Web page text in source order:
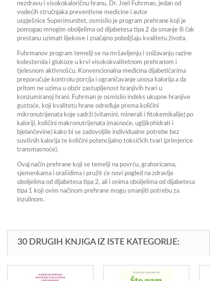
nezdravu i visokokaloričnu hranu. Dr. Joel Fuhrman, jedan od
vodećih stručnjaka preventivne medicine i autor
uspješnice Superimunitet, osmislio je program prehrane koji je
pomogao mnogim oboljelima od dijabetesa tipa 2 da smanje ili čak
prestanu uzimati lijekove i značajno poboljšaju kvalitetu života.
Fuhrmanov program temelji se na mršavljenju i snižavanju razine
kolesterola i glukoze u krvi visokokvalitetnom prehranom i
tjelesnom aktivnošću. Konvencionalna medicina dijabetičarima
preporučuje kontrolu porcija i ograničavanje unosa kalorija a da
pritom ne uzima u obzir zastupljenost hranjivih tvari u
konzumiranoj hrani. Fuhrman je osmislio indeks ukupne hranjive
gustoće, koji kvalitetu hrane određuje prema količini
mikronutrijenata koje sadrži (vitamini, minerali i fitokemikalije) po
kaloriji, količini makronutrijenata (masnoće, ugljikohidrati i
bjelančevine) kako bi se zadovoljile individualne potrebe bez
suvišnih kalorija te količini potencijalno toksičkih tvari (primjerice
transmasnoće).
Ovaj način prehrane koji se temelji na povrću, grahoricama,
sjemenkama i orašidima i pružit će novi pogled na zdravlje
oboljelima od dijabetesa tipa 2, ali i onima oboljelima od dijabetesa
tipa 1 koji ovim načinom prehrane mogu smanjiti potrebu za
inzulinom.
30 DRUGIH KNJIGA IZ ISTE KATEGORIJE: